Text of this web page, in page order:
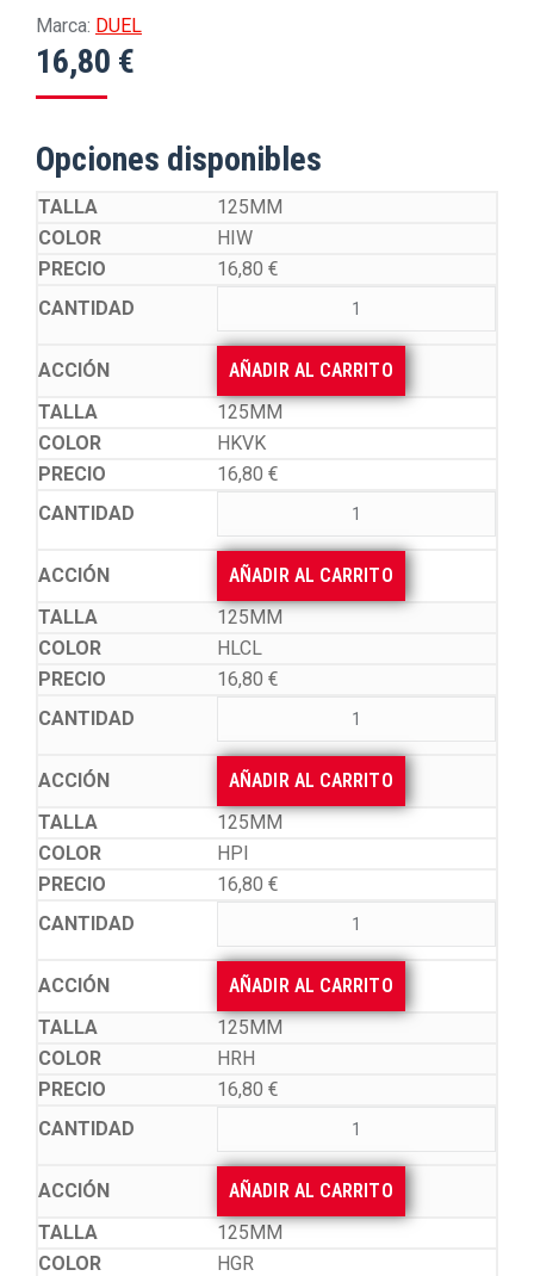
Marca: DUEL
16,80 €
Opciones disponibles
125MM
HIW
16,80 €
AÑADIR AL CARRITO
125MM
HKVK
16,80 €
AÑADIR AL CARRITO
125MM
HLCL
16,80 €
AÑADIR AL CARRITO
125MM
HPI
16,80 €
AÑADIR AL CARRITO
125MM
HRH
16,80 €
AÑADIR AL CARRITO
125MM
HGR